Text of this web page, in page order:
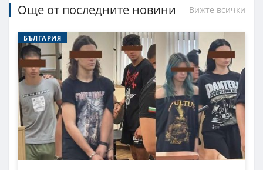
Още от последните новини Вижте всички
БЪЛГАРИЯ